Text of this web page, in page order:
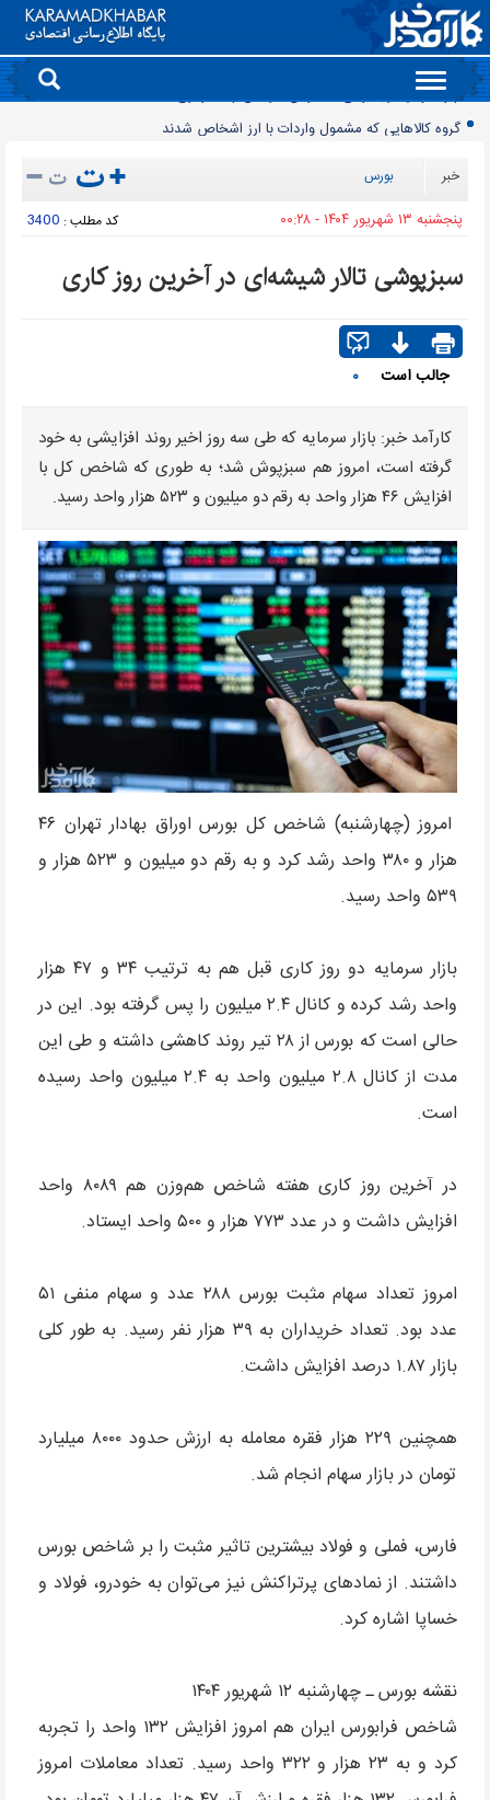
Toggle
navigation
گروه کالاهایی که مشمول واردات با ارز اشخاص شدند
چگونه به «کیف پول ایران» وصل شویم؟
برنج چند؟
انتقال تورم خودرو به بازار خدمات
90 میلیون کیف پول برای ایرانی ها ساخته شد
روز سبز بورس
چرا قبوض برق برخی مشترکان افزایش چند برابری داشت؟
خبر بورس
پنجشنبه ۱۳ شهريور ۱۴۰۴ - ۰۰:۲۸ کد مطلب : 3400
سبزپوشی تالار شیشه‌ای در آخرین روز کاری
جالب است ۰
کارآمد خبر: بازار سرمایه که طی سه روز اخیر روند افزایشی به خود
گرفته است، امروز هم سبزپوش شد؛ به طوری که شاخص کل با
افزایش ۴۶ هزار واحد به رقم دو میلیون و ۵۲۳ هزار واحد رسید.
امروز (چهارشنبه) شاخص کل بورس اوراق بهادار تهران ۴۶
هزار و ۳۸۰ واحد رشد کرد و به رقم دو میلیون و ۵۲۳ هزار و
۵۳۹ واحد رسید.
بازار سرمایه دو روز کاری قبل هم به ترتیب ۳۴ و ۴۷ هزار
واحد رشد کرده و کانال ۲.۴ میلیون را پس گرفته بود. این در
حالی است که بورس از ۲۸ تیر روند کاهشی داشته و طی این
مدت از کانال ۲.۸ میلیون واحد به ۲.۴ میلیون واحد رسیده
است.
در آخرین روز کاری هفته شاخص هم‌وزن هم ۸۰۸۹ واحد
افزایش داشت و در عدد ۷۷۳ هزار و ۵۰۰ واحد ایستاد.
امروز تعداد سهام مثبت بورس ۲۸۸ عدد و سهام منفی ۵۱
عدد بود. تعداد خریداران به ۳۹ هزار نفر رسید. به طور کلی
بازار ۱.۸۷ درصد افزایش داشت.
همچنین ۲۲۹ هزار فقره معامله به ارزش حدود ۸۰۰۰ میلیارد
تومان در بازار سهام انجام شد.
فارس، فملی و فولاد بیشترین تاثیر مثبت را بر شاخص بورس
داشتند. از نمادهای پرتراکنش نیز می‌توان به خودرو، فولاد و
خساپا اشاره کرد.
نقشه بورس ـ چهارشنبه ۱۲ شهریور ۱۴۰۴
شاخص فرابورس ایران هم امروز افزایش ۱۳۲ واحد را تجربه
کرد و به ۲۳ هزار و ۳۲۲ واحد رسید. تعداد معاملات امروز